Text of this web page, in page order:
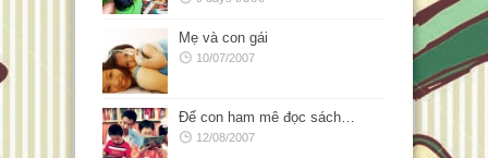
Mẹ và con gái
10/07/2007
Để con ham mê đọc sách…
12/08/2007